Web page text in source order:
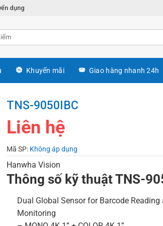
dụng
Khuyến mãi Giao hàng nhanh 24h
TNS-9050IBC
Liên hệ
Mã SP: Không áp dụng
Hanwha Vision
Thông số kỹ thuật TNS-
Dual Global Sensor for Barcode Reading
Monitoring